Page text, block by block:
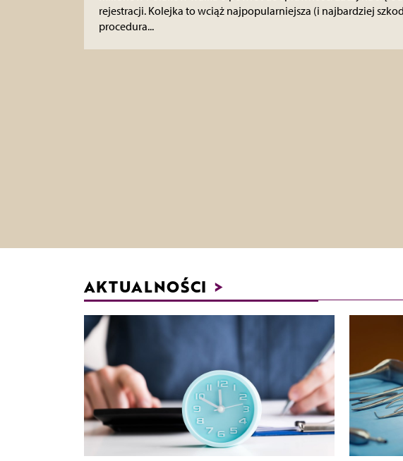
rejestracji. Kolejka to wciąż najpopularniejsza (i najbardziej
procedura...
AKTUALNOŚCI >